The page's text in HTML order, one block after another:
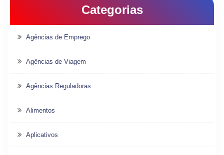
Categorias
Agências de Emprego
Agências de Viagem
Agências Reguladoras
Alimentos
Aplicativos